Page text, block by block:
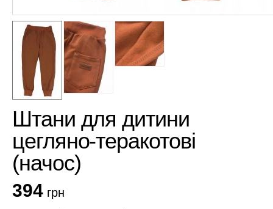
Штани для дитини
цегляно-теракотові
(начос)
394 грн